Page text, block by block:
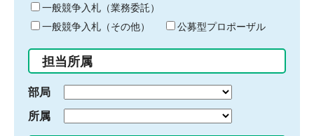
ー
ド
入
力
一般競争入札（業務委託）
一般競争入札（その他）
公募型プロポーザル
担当所属
部局
所属